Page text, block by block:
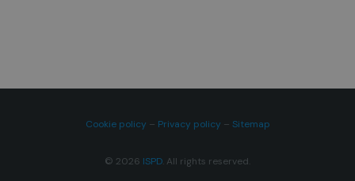
Cookie policy – Privacy policy – Sitemap
© 2026 ISPD . All rights reserved.